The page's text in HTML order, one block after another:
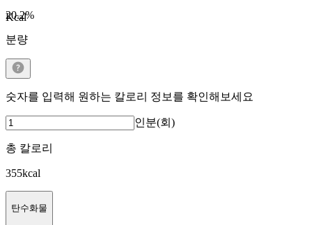
Kcal
20.2%
분량
숫자를 입력해 원하는 칼로리 정보를 확인해보세요
인분(회)
총 칼로리
355kcal
탄수화물